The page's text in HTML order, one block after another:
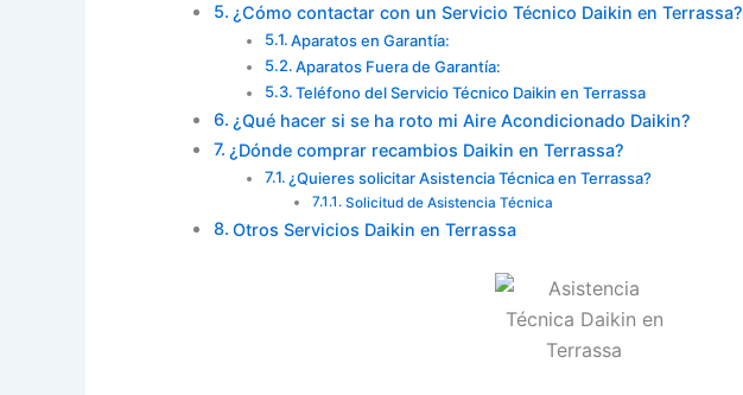
¿Cómo contactar con un Servicio Técnico Daikin en Terrassa?
Aparatos en Garantía:
Aparatos Fuera de Garantía:
Teléfono del Servicio Técnico Daikin en Terrassa
¿Qué hacer si se ha roto mi Aire Acondicionado Daikin?
¿Dónde comprar recambios Daikin en Terrassa?
¿Quieres solicitar Asistencia Técnica en Terrassa?
Solicitud de Asistencia Técnica
Otros Servicios Daikin en Terrassa